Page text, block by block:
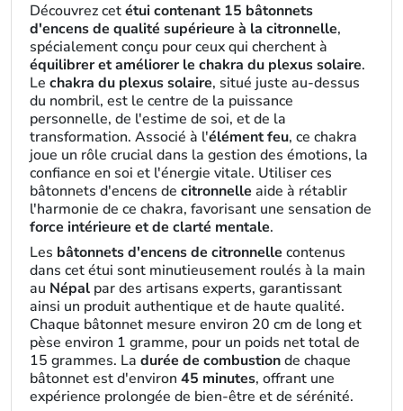
Découvrez cetétui contenant 15 bâtonnets
d'encens de qualité supérieure à la citronnelle,
spécialement conçu pour ceux qui cherchent à
équilibrer et améliorer le chakra du plexus solaire.
Le chakra du plexus solaire, situé juste au-dessus
du nombril, est le centre de la puissance
personnelle, de l'estime de soi, et de la
transformation. Associé à l'élément feu, ce chakra
joue un rôle crucial dans la gestion des émotions, la
confiance en soi et l'énergie vitale. Utiliser ces
bâtonnets d'encens de citronnelle aide à rétablir
l'harmonie de ce chakra, favorisant une sensation de
force intérieure et de clarté mentale.
Les bâtonnets d'encens de citronnelle contenus
dans cet étui sont minutieusement roulés à la main
au Népal par des artisans experts, garantissant
ainsi un produit authentique et de haute qualité.
Chaque bâtonnet mesure environ 20 cm de long et
pèse environ 1 gramme, pour un poids net total de
15 grammes. La durée de combustionde chaque
bâtonnet est d'environ 45 minutes, offrant une
expérience prolongée de bien-être et de sérénité.